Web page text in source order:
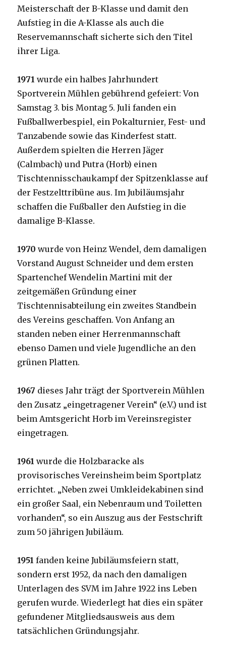
Meisterschaft der B-Klasse und damit den
Aufstieg in die A-Klasse als auch die
Reservemannschaft sicherte sich den Titel
ihrer Liga.
1971 wurde ein halbes Jahrhundert
Sportverein Mühlen gebührend gefeiert: Von
Samstag 3. bis Montag 5. Juli fanden ein
Fußballwerbespiel, ein Pokalturnier, Fest- und
Tanzabende sowie das Kinderfest statt.
Außerdem spielten die Herren Jäger
(Calmbach) und Putra (Horb) einen
Tischtennisschaukampf der Spitzenklasse auf
der Festzelttribüne aus. Im Jubiläumsjahr
schaffen die Fußballer den Aufstieg in die
damalige B-Klasse.
1970 wurde von Heinz Wendel, dem damaligen
Vorstand August Schneider und dem ersten
Spartenchef Wendelin Martini mit der
zeitgemäßen Gründung einer
Tischtennisabteilung ein zweites Standbein
des Vereins geschaffen. Von Anfang an
standen neben einer Herrenmannschaft
ebenso Damen und viele Jugendliche an den
grünen Platten.
1967 dieses Jahr trägt der Sportverein Mühlen
den Zusatz „eingetragener Verein“ (e.V.) und ist
beim Amtsgericht Horb im Vereinsregister
eingetragen.
1961 wurde die Holzbaracke als
provisorisches Vereinsheim beim Sportplatz
errichtet. „Neben zwei Umkleidekabinen sind
ein großer Saal, ein Nebenraum und Toiletten
vorhanden“, so ein Auszug aus der Festschrift
zum 50 jährigen Jubiläum.
1951 fanden keine Jubiläumsfeiern statt,
sondern erst 1952, da nach den damaligen
Unterlagen des SVM im Jahre 1922 ins Leben
gerufen wurde. Wiederlegt hat dies ein später
gefundener Mitgliedsausweis aus dem
tatsächlichen Gründungsjahr.